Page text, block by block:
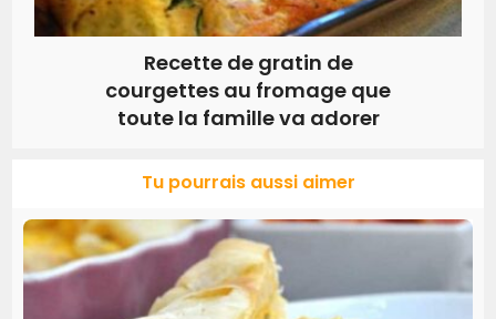
Recette de gratin de
courgettes au fromage que
toute la famille va adorer
Tu pourrais aussi aimer